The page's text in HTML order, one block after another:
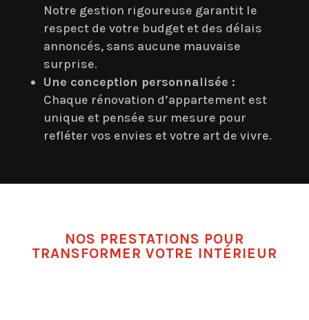
Notre gestion rigoureuse garantit le
respect de votre budget et des délais
annoncés, sans aucune mauvaise
surprise.
Une conception personnalisée :
Chaque rénovation d’appartement est
unique et pensée sur mesure pour
refléter vos envies et votre art de vivre.
NOS PRESTATIONS POUR
TRANSFORMER VOTRE INTÉRIEUR